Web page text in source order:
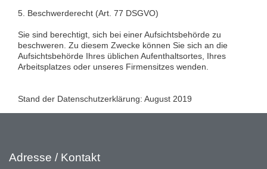
5. Beschwerderecht (Art. 77 DSGVO)
Sie sind berechtigt, sich bei einer Aufsichtsbehörde zu
beschweren. Zu diesem Zwecke können Sie sich an die
Aufsichtsbehörde Ihres üblichen Aufenthaltsortes, Ihres
Arbeitsplatzes oder unseres Firmensitzes wenden.
Stand der Datenschutzerklärung: August 2019
Adresse / Kontakt